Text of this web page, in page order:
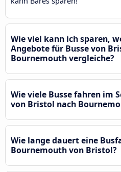
Wie viel kann ich sparen,
Angebote für Busse von
Bournemouth vergleiche?
Wie viele Busse fahren im
von Bristol nach
Wie lange dauert eine
Bournemouth von Bristol?